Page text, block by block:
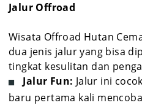
Jalur Offroad
Wisata Offroad Hutan
dua jenis jalur yang bisa
tingkat kesulitan dan
Jalur Fun: Jalur ini
baru pertama kali